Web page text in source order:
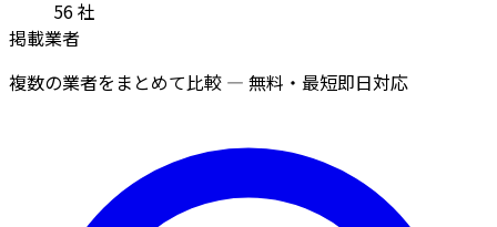
56社
掲載業者
複数の業者をまとめて比較 — 無料・最短即日対応